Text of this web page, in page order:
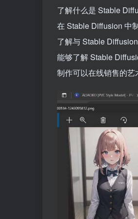
了解什么是 Stable
在 Stable Diffusion 中
了解与 Stable
能够了解 Stable
制作可以在线销售的艺